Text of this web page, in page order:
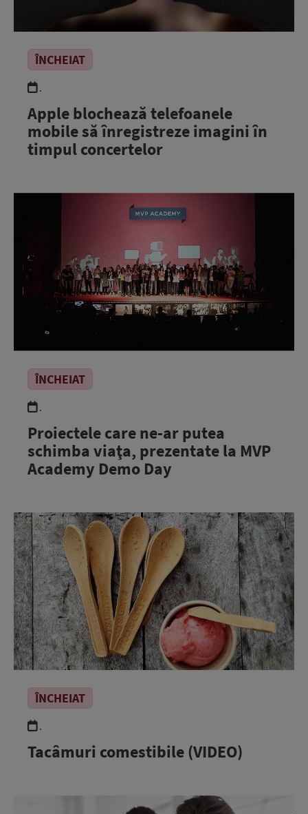
ÎNCHEIAT
.
Apple blochează telefoanele
mobile să înregistreze imagini în
timpul concertelor
ÎNCHEIAT
.
Proiectele care ne-ar putea
schimba viaţa, prezentate la MVP
Academy Demo Day
ÎNCHEIAT
.
Tacâmuri comestibile (VIDEO)